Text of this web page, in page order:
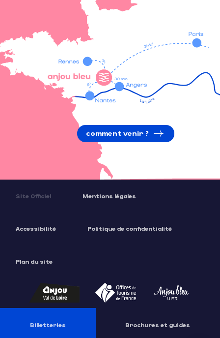
Description
comment venir ?
Site Officiel Mentions légales
Accessibilité Politique de confidentialité
Plan du site
Billetteries Brochures et guides